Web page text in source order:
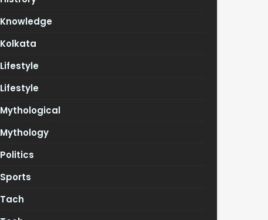
Knowledge
Kolkata
Lifestyle
Lifestyle
Mythological
Mythology
Politics
Sports
Tach